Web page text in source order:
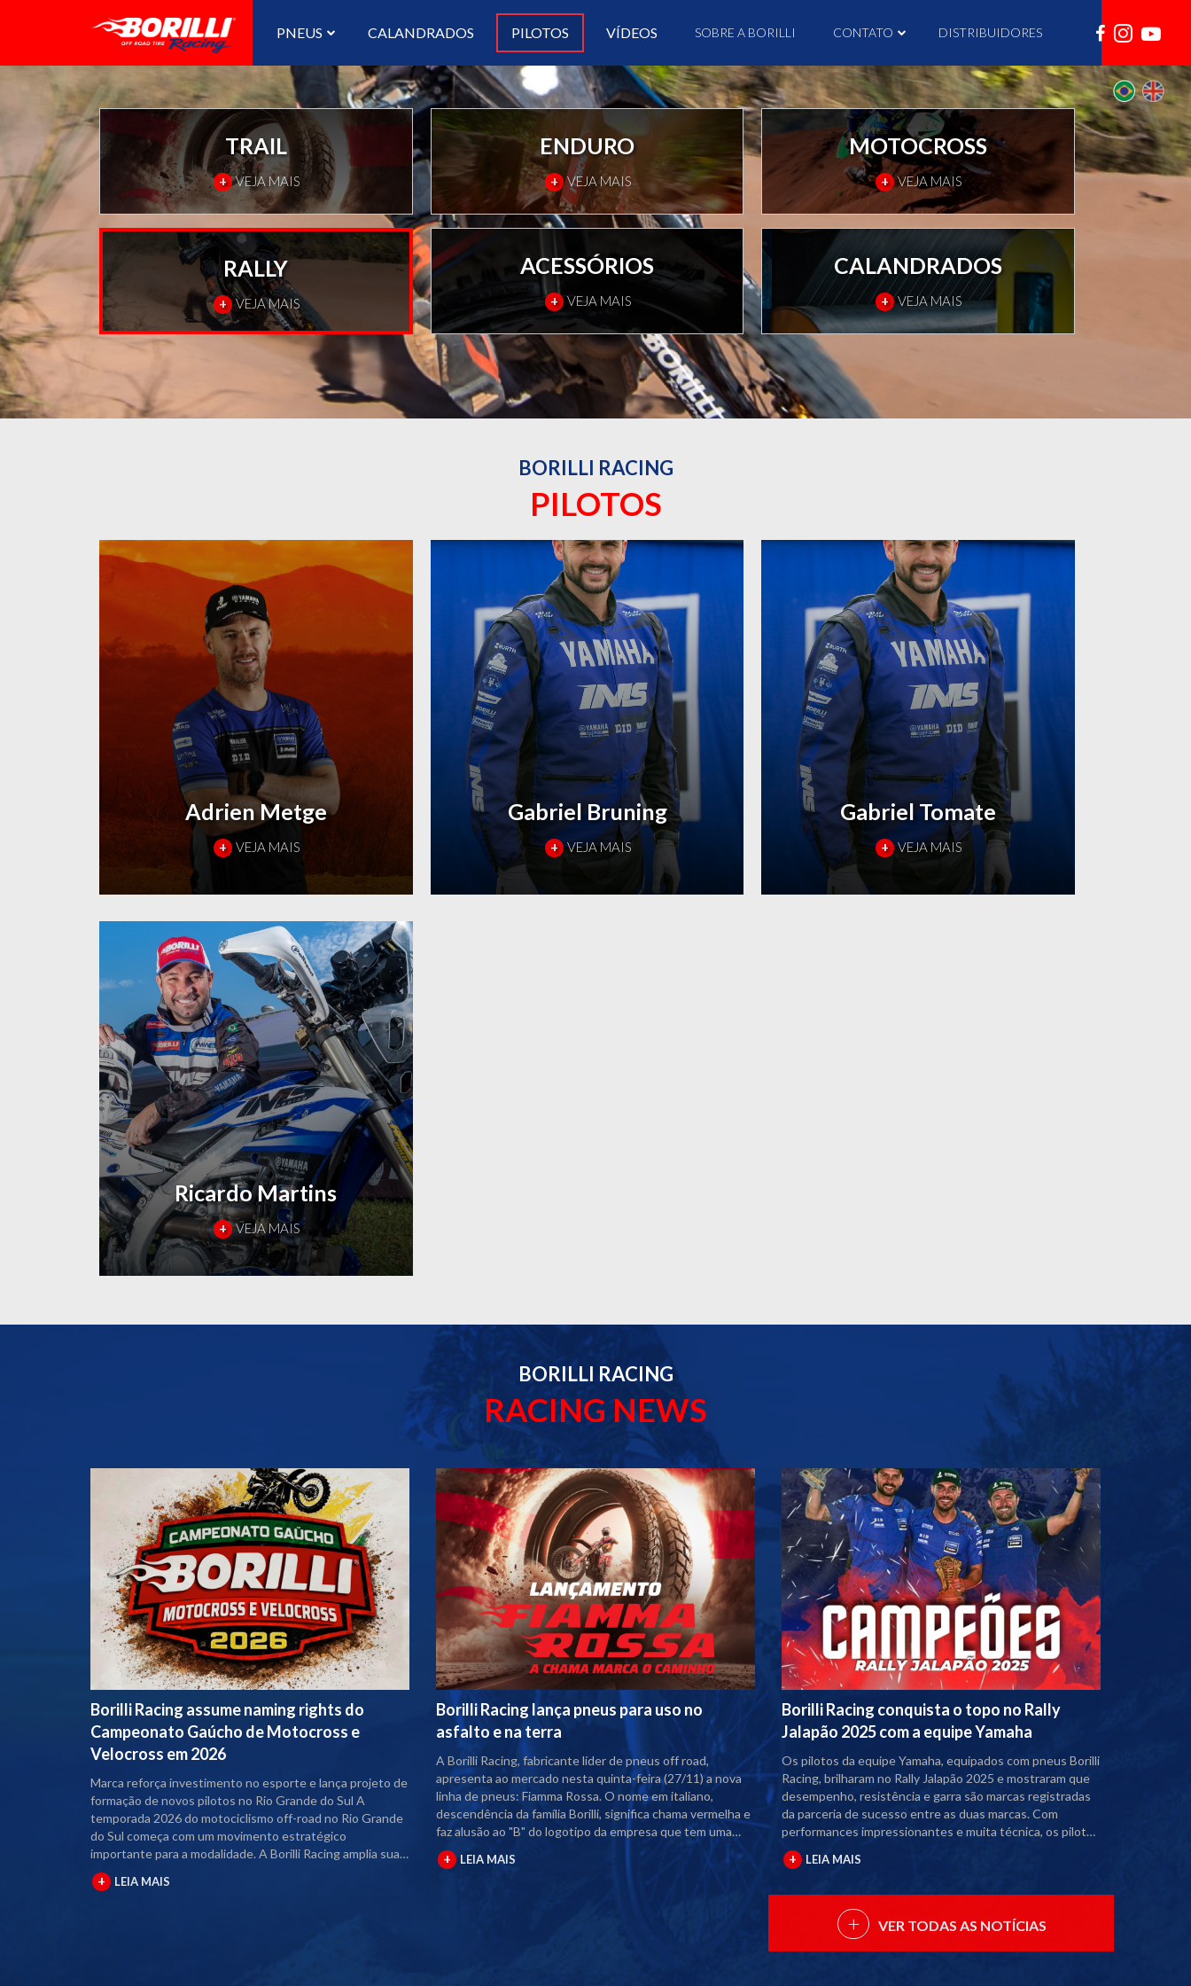
PNEUS CALANDRADOS PILOTOS VÍDEOS SOBRE A BORILLI CONTATO DISTRIBUIDORES
TRAIL
+ VEJA MAIS
ENDURO
+ VEJA MAIS
MOTOCROSS
+ VEJA MAIS
RALLY
+ VEJA MAIS
ACESSÓRIOS
+ VEJA MAIS
CALANDRADOS
+ VEJA MAIS
BORILLI RACING
PILOTOS
Adrien Metge
+ VEJA MAIS
Gabriel Bruning
+ VEJA MAIS
Gabriel Tomate
+ VEJA MAIS
Ricardo Martins
+ VEJA MAIS
BORILLI RACING
RACING NEWS
Borilli Racing assume naming rights do
Campeonato Gaúcho de Motocross e
Velocross em 2026
Marca reforça investimento no esporte e lança projeto de
formação de novos pilotos no Rio Grande do Sul A
temporada 2026 do motociclismo off-road no Rio Grande
do Sul começa com um movimento estratégico
importante para a modalidade. A Borilli Racing amplia sua
atuação no estado e assume o naming rights dos
principais campeonatos regionais. Com o acordo firmado
oficial. A partir desta temporada, os eventos serão
+ LEIA MAIS
Borilli Racing lança pneus para uso no
asfalto e na terra
A Borilli Racing, fabricante líder de pneus off road,
apresenta ao mercado nesta quinta-feira (27/11) a nova
linha de pneus: Fiamma Rossa. O nome em italiano,
descendência da família Borilli, significa chama vermelha e
faz alusão ao "B" do logotipo da empresa que tem uma
"chama", que representa energia, movimento e velocidade.
O Fiamma Rossa é um pneu exclusivo para uso misto
categoria Trail, como modelos Honda Bros e Yamaha
Crosser, tanto no asfalto quanto na terra e conta com
DNA Racing, assim como os outros produtos da Borilli.
Disponível nas medidas 90/90-19 e 110/90-17, os
+ LEIA MAIS
Borilli Racing conquista o topo no Rally
Jalapão 2025 com a equipe Yamaha
Os pilotos da equipe Yamaha, equipados com pneus Borilli
Racing, brilharam no Rally Jalapão 2025 e mostraram que
desempenho, resistência e garra são marcas registradas
da parceria de sucesso entre as duas marcas. Com
performances impressionantes e muita técnica, os pilotos
Borilli Racing dominaram as principais categorias da
competição: • Gabriel Tomate foi o grande destaque,
Campeão da Moto 2 e Vice-campeão Geral. • Ricardo Bob
Martins garantiu o topo do pódio na categoria Moto Over,
pilotando a poderosa Ténéré 700. A atuação da equipe no
+ LEIA MAIS
+ VER TODAS AS NOTÍCIAS